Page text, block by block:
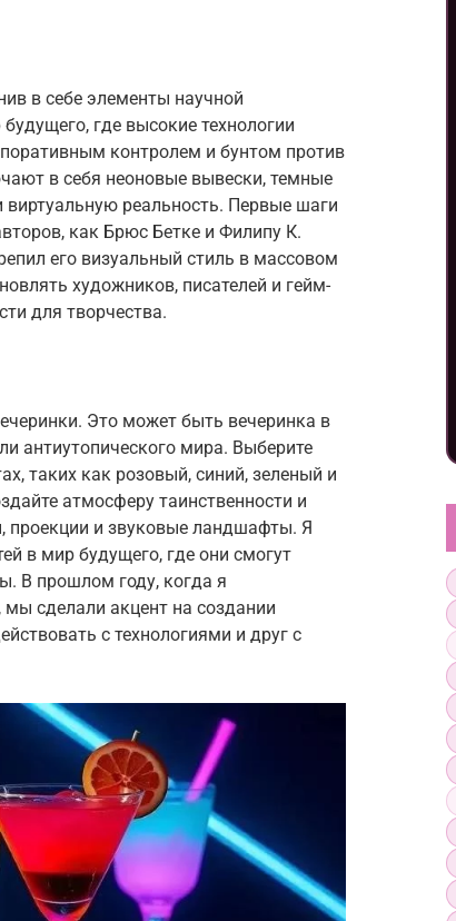
в себе элементы научной
где высокие технологии
контролем и бунтом против
в себя неоновые вывески, темные
реальность. Первые шаги
как Брюс Бетке и Филипу К.
его визуальный стиль в массовом
художников, писателей и гейм-
для творчества.
Это может быть вечеринка в
антиутопического мира. Выберите
таких как розовый, синий, зеленый и
атмосферу таинственности и
проекции и звуковые ландшафты. Я
в мир будущего, где они смогут
В прошлом году, когда я
сделали акцент на создании
с технологиями и друг с